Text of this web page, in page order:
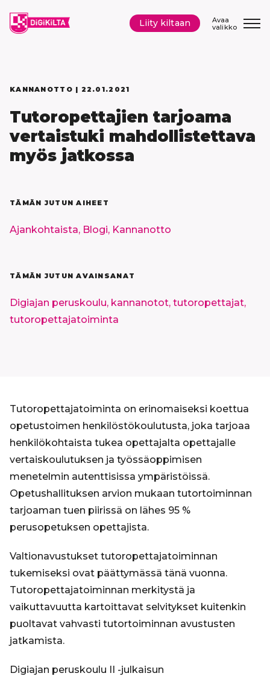
sisältöön
Avaa
valikko
Liity kiltaan
KANNANOTTO | 22.01.2021
Tutoropettajien tarjoama
vertaistuki mahdollistettava
myös jatkossa
TÄMÄN JUTUN AIHEET
Ajankohtaista, Blogi, Kannanotto
TÄMÄN JUTUN AVAINSANAT
Digiajan peruskoulu, kannanotot, tutoropettajat,
tutoropettajatoiminta
Tutoropettajatoiminta on erinomaiseksi koettua
opetustoimen henkilöstökoulutusta, joka tarjoaa
henkilökohtaista tukea opettajalta opettajalle
vertaiskoulutuksen ja työssäoppimisen
menetelmin autenttisissa ympäristöissä.
Opetushallituksen arvion mukaan tutortoiminnan
tarjoaman tuen piirissä on lähes 95 %
perusopetuksen opettajista.
Valtionavustukset tutoropettajatoiminnan
tukemiseksi ovat päättymässä tänä vuonna.
Tutoropettajatoiminnan merkitystä ja
vaikuttavuutta kartoittavat selvitykset kuitenkin
puoltavat vahvasti tutortoiminnan avustusten
jatkamista.
Digiajan peruskoulu II -julkaisun